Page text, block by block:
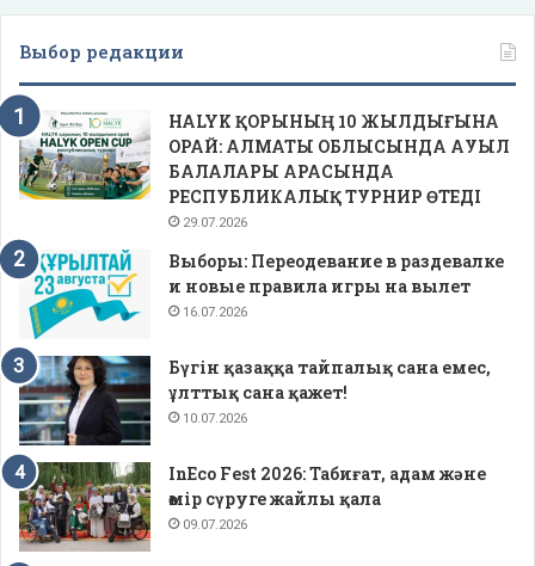
Выбор редакции
HALYK ҚОРЫНЫҢ 10 ЖЫЛДЫҒЫНА
ОРАЙ: АЛМАТЫ ОБЛЫСЫНДА АУЫЛ
БАЛАЛАРЫ АРАСЫНДА
РЕСПУБЛИКАЛЫҚ ТУРНИР ӨТЕДІ
29.07.2026
Выборы: Переодевание в раздевалке
и новые правила игры на вылет
16.07.2026
Бүгін қазаққа тайпалық сана емес,
ұлттық сана қажет!
10.07.2026
InEco Fest 2026: Табиғат, адам және
өмір сүруге жайлы қала
09.07.2026